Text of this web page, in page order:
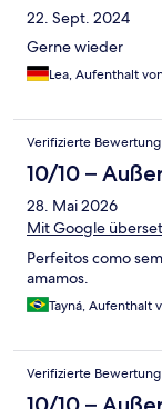
22. Sept. 2024
Gerne wieder
Lea, Aufenthalt
Verifizierte Bewertung
10/10 –
28. Mai 2026
Mit Google
Perfeitos como
amamos.
Tayná, Aufenthalt
Verifizierte Bewertung